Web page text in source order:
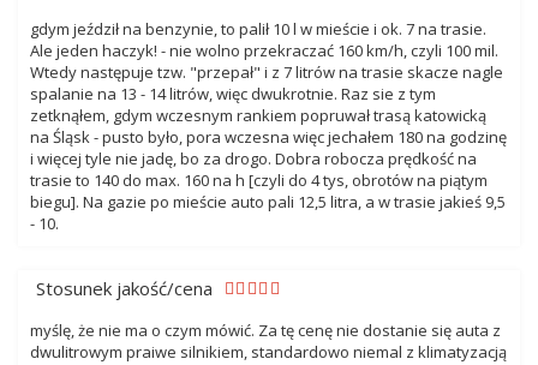
gdym jeździł na benzynie, to palił 10 l w mieście i ok. 7 na trasie.
Ale jeden haczyk! - nie wolno przekraczać 160 km/h, czyli 100 mil.
Wtedy następuje tzw. "przepał" i z 7 litrów na trasie skacze nagle
spalanie na 13 - 14 litrów, więc dwukrotnie. Raz sie z tym
zetknąłem, gdym wczesnym rankiem popruwał trasą katowicką
na Śląsk - pusto było, pora wczesna więc jechałem 180 na godzinę
i więcej tyle nie jadę, bo za drogo. Dobra robocza prędkość na
trasie to 140 do max. 160 na h [czyli do 4 tys, obrotów na piątym
biegu]. Na gazie po mieście auto pali 12,5 litra, a w trasie jakieś 9,5
- 10.
Stosunek jakość/cena
myślę, że nie ma o czym mówić. Za tę cenę nie dostanie się auta z
dwulitrowym praiwe silnikiem, standardowo niemal z klimatyzacją